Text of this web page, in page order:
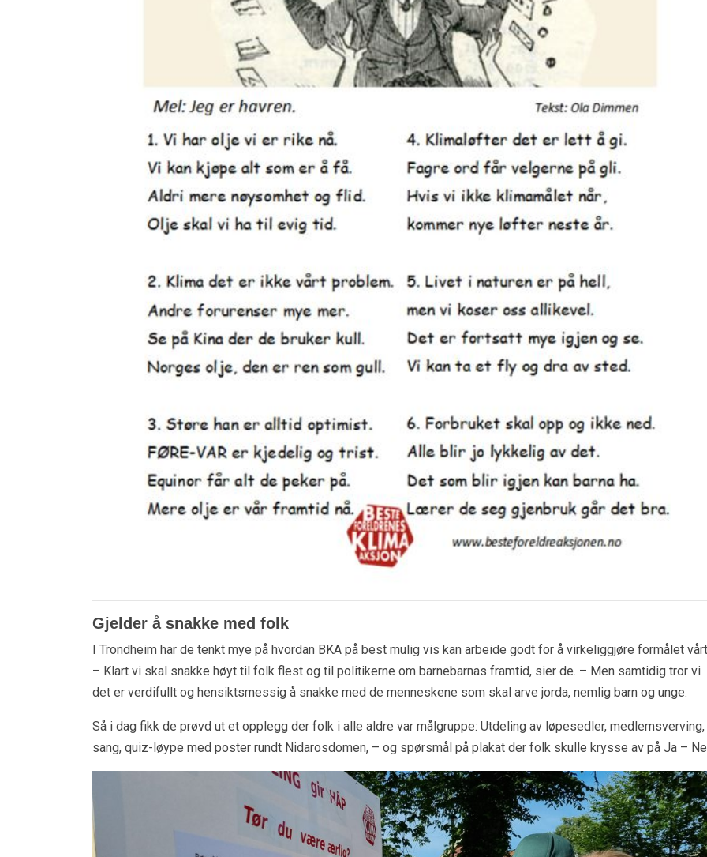
Gjelder å snakke med folk
I Trondheim har de tenkt mye på hvordan BKA på best mulig vis kan arbeide godt for å virkeliggjøre formålet
– Klart vi skal snakke høyt til folk flest og til politikerne om barnebarnas framtid, sier de. – Men samtidig tror vi
det er verdifullt og hensiktsmessig å snakke med de menneskene som skal arve jorda, nemlig barn og unge.
Så i dag fikk de prøvd ut et opplegg der folk i alle aldre var målgruppe: Utdeling av løpesedler, medlemsverving,
sang, quiz-løype med poster rundt Nidarosdomen, – og spørsmål på plakat der folk skulle krysse av på Ja –